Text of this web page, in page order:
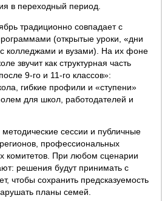
в переходный период.
традиционно совпадает с
(открытые уроки, «дни
с колледжами и вузами). На их фоне
звучит как структурная часть
9-го и 11-го классов»:
гибкие профили и «ступени»
для школ, работодателей и
сессии и публичные
профессиональных
комитетов. При любом сценарии
решения будут принимать с
чтобы сохранить предсказуемость
планы семей.